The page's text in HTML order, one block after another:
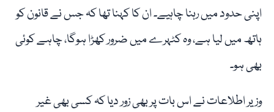
اپنی حدود میں رہنا چاہیے۔ ان کا کہنا تھا کہ جس نے قانون کو
ہاتھ میں لیا ہے، وہ کٹہرے میں ضرور کھڑا ہوگا، چاہے کوئی
بھی ہو۔
وزیر اطلاعات نے اس بات پر بھی زور دیا کہ کسی بھی غیر